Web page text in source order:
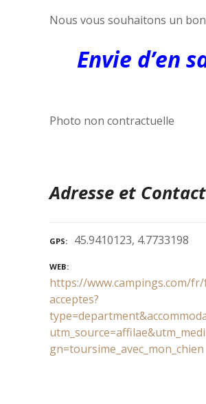
Nous vous souhaitons un
Envie d’en
Photo non contractuelle
Adresse et Contact
GPS 45.9410123, 4.7733198
WEB
https://www.campings.com/
acceptes?
gn=toursime_avec_mon_chien